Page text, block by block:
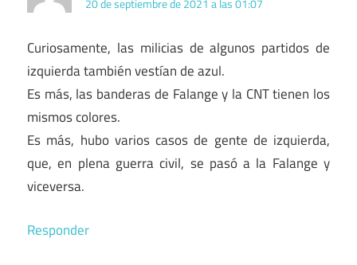
20 de septiembre de 2021 a las 01:07
Curiosamente, las milicias de algunos partidos de
izquierda también vestían de azul.
Es más, las banderas de Falange y la CNT tienen los
mismos colores.
Es más, hubo varios casos de gente de izquierda,
que, en plena guerra civil, se pasó a la Falange y
viceversa.
Responder